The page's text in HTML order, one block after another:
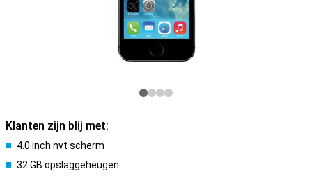
Klanten zijn blij met:
4.0 inch nvt scherm
32 GB opslaggeheugen